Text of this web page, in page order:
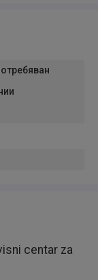
centar za